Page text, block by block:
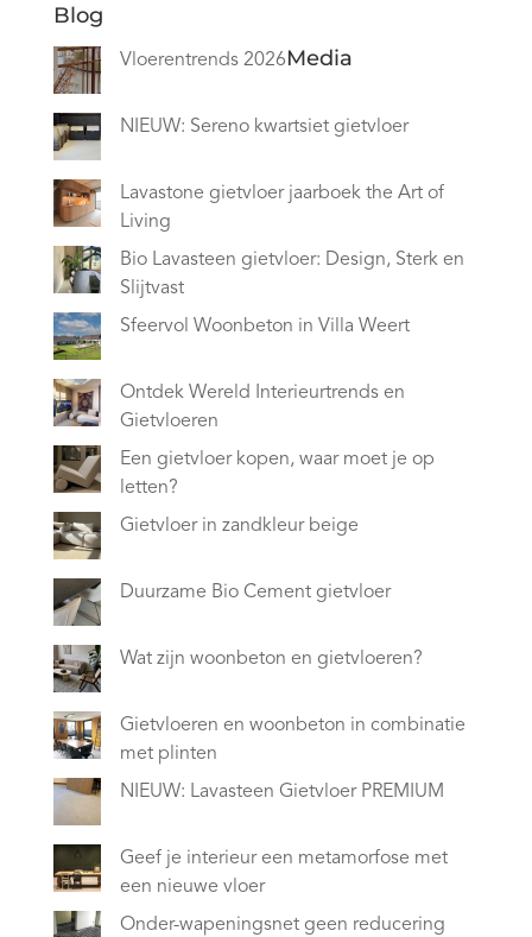
Blog
Vloerentrends 2026
NIEUW: Sereno kwartsiet gietvloer
Lavastone gietvloer jaarboek the Art of
Living
Bio Lavasteen gietvloer: Design, Sterk en
Slijtvast
Sfeervol Woonbeton in Villa Weert
Ontdek Wereld Interieurtrends en
Gietvloeren
Een gietvloer kopen, waar moet je op
letten?
Gietvloer in zandkleur beige
Duurzame Bio Cement gietvloer
Wat zijn woonbeton en gietvloeren?
Gietvloeren en woonbeton in combinatie
met plinten
NIEUW: Lavasteen Gietvloer PREMIUM
Geef je interieur een metamorfose met
een nieuwe vloer
Onder-wapeningsnet geen reducering
Media